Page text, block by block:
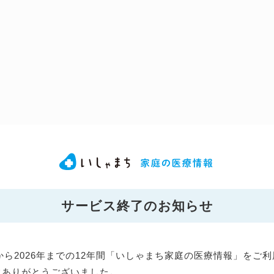
サービス終了のお知らせ
ら2026年までの12年間「いしゃまち家庭の医療情報」をご
りがとうございました。